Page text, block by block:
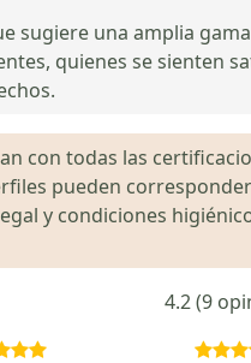
sugiere una amplia
quienes se sienten
con todas las
pueden
y condiciones
4.2 (9